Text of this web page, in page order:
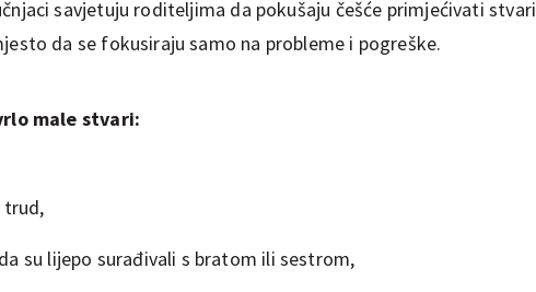
savjetuju roditeljima da pokušaju češće primjećivati
da se fokusiraju samo na probleme i pogreške.
male stvari:
trud,
su lijepo surađivali s bratom ili sestrom,